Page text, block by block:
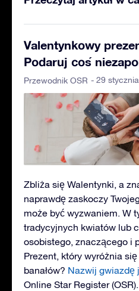
Valentynkowy
Podaruj coś
Przewodnik OSR - 29
Zbliża się Walentynki, a
naprawdę zaskoczy
może być wyzwaniem. W
tradycyjnych kwiatów lub
osobistego, znaczącego i
Prezent, który wyróżnia
banałów? Nazwij gwiazdę
Online Star Register